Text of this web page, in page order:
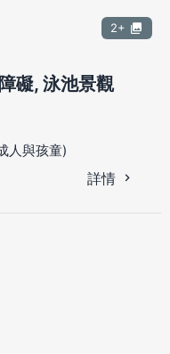
2+
礙, 泳池景觀
人與孩童)
詳情